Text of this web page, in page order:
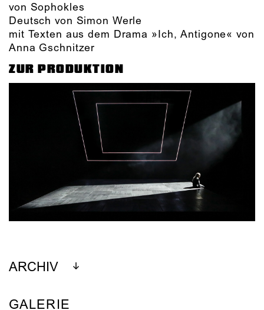
von Sophokles
Deutsch von Simon Werle
mit Texten aus dem Drama »Ich, Antigone« von
Anna Gschnitzer
ZUR PRODUKTION
ARCHIV
GALERIE